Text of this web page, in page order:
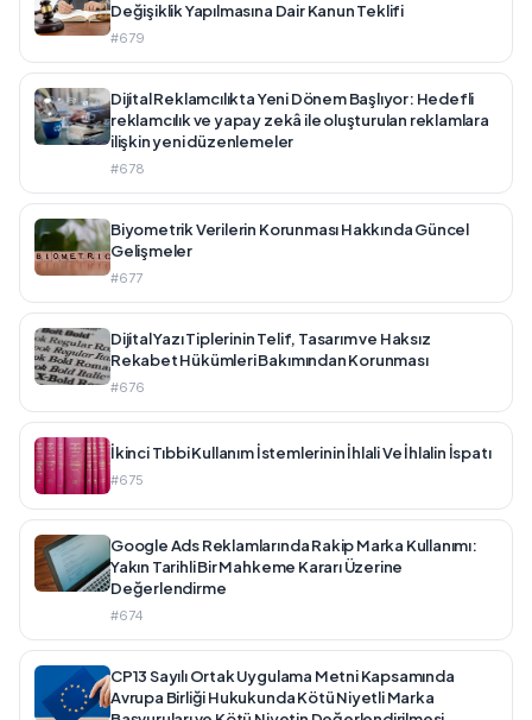
Değişiklik Yapılmasına Dair Kanun Teklifi
#679
Dijital Reklamcılıkta Yeni Dönem Başlıyor: Hedefli
reklamcılık ve yapay zekâ ile oluşturulan reklamlara
ilişkin yeni düzenlemeler
#678
Biyometrik Verilerin Korunması Hakkında Güncel
Gelişmeler
#677
Dijital Yazı Tiplerinin Telif, Tasarım ve Haksız
Rekabet Hükümleri Bakımından Korunması
#676
İkinci Tıbbi Kullanım İstemlerinin İhlali Ve İhlalin İspatı
#675
Google Ads Reklamlarında Rakip Marka Kullanımı:
Yakın Tarihli Bir Mahkeme Kararı Üzerine
Değerlendirme
#674
CP13 Sayılı Ortak Uygulama Metni Kapsamında
Avrupa Birliği Hukukunda Kötü Niyetli Marka